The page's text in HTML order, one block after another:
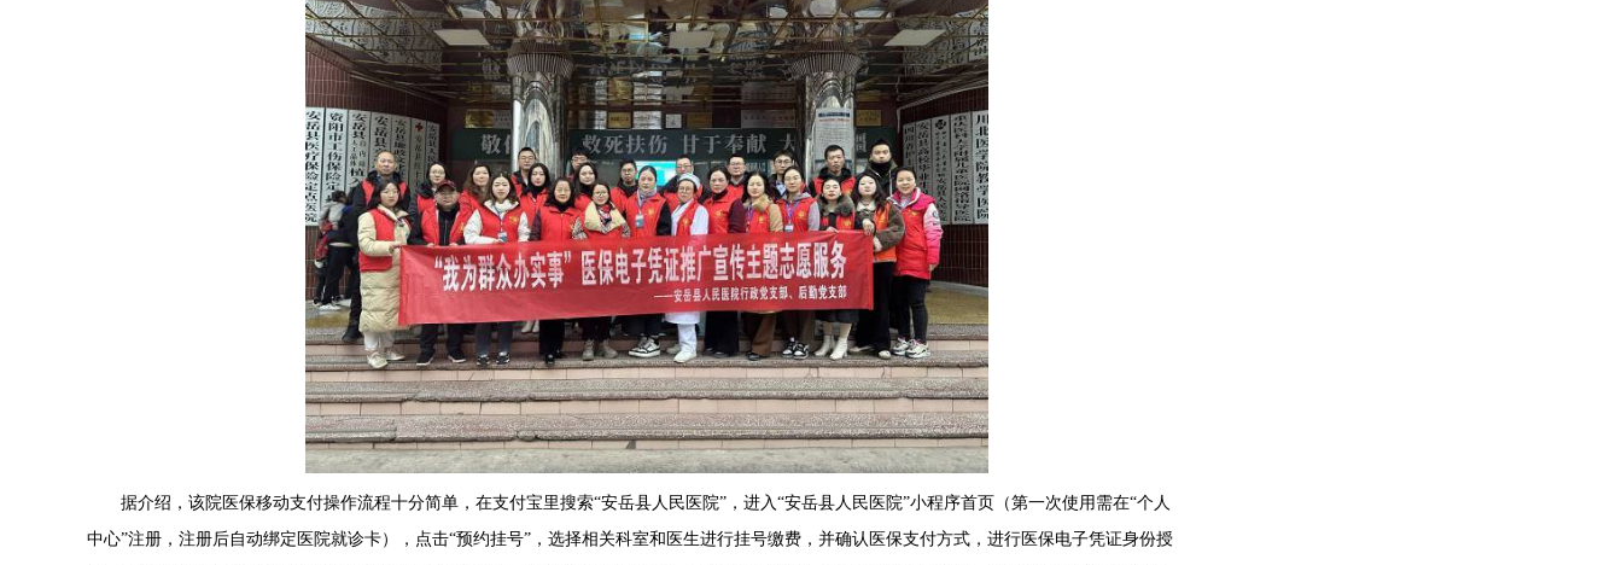
据介绍，该院医保移动支付操作流程十分简单，在支付宝里搜索“安岳县人民医院”，进入“安岳县人民医院”小程序首页（第一次使用需在“个人
中心”注册，注册后自动绑定医院就诊卡），点击“预约挂号”，选择相关科室和医生进行挂号缴费，并确认医保支付方式，进行医保电子凭证身份授